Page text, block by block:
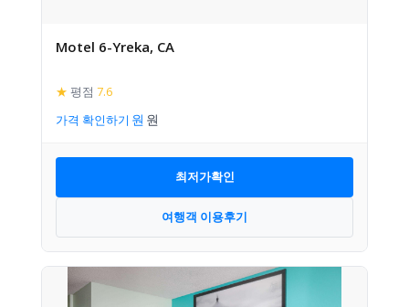
Motel 6-Yreka, CA
★ 평점 7.6
가격 확인하기
최저가확인
여행객 이용후기